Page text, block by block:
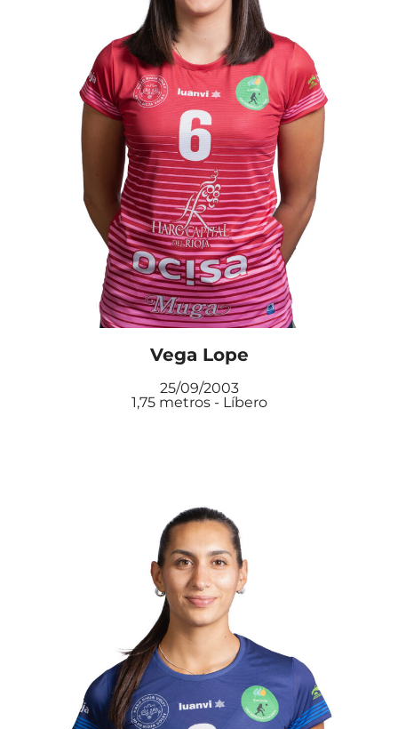
Vega Lope
25/09/2003
1,75 metros - Líbero